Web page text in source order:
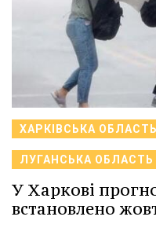
ХАРКІВСЬКА ОБЛАСТЬ
ЛУГАНСЬКА ОБЛАСТЬ
У Харкові
встановлено